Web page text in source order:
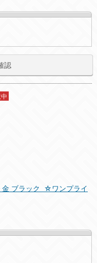
認
金 ブラック ☆ワンプライ